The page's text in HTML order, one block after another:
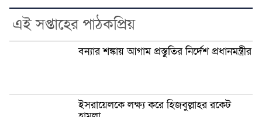
এই সপ্তাহের পাঠকপ্রিয়
বন্যার শঙ্কায় আগাম প্রস্তুতির নির্দেশ প্রধানমন্ত্রীর
ইসরায়েলকে লক্ষ্য করে হিজবুল্লাহর রকেট